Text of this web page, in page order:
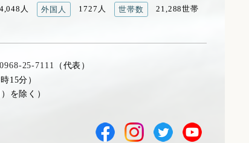
人 外国人 1727人 世帯数 21,288世帯
0968-25-7111
（代表）
15分）
を除く）